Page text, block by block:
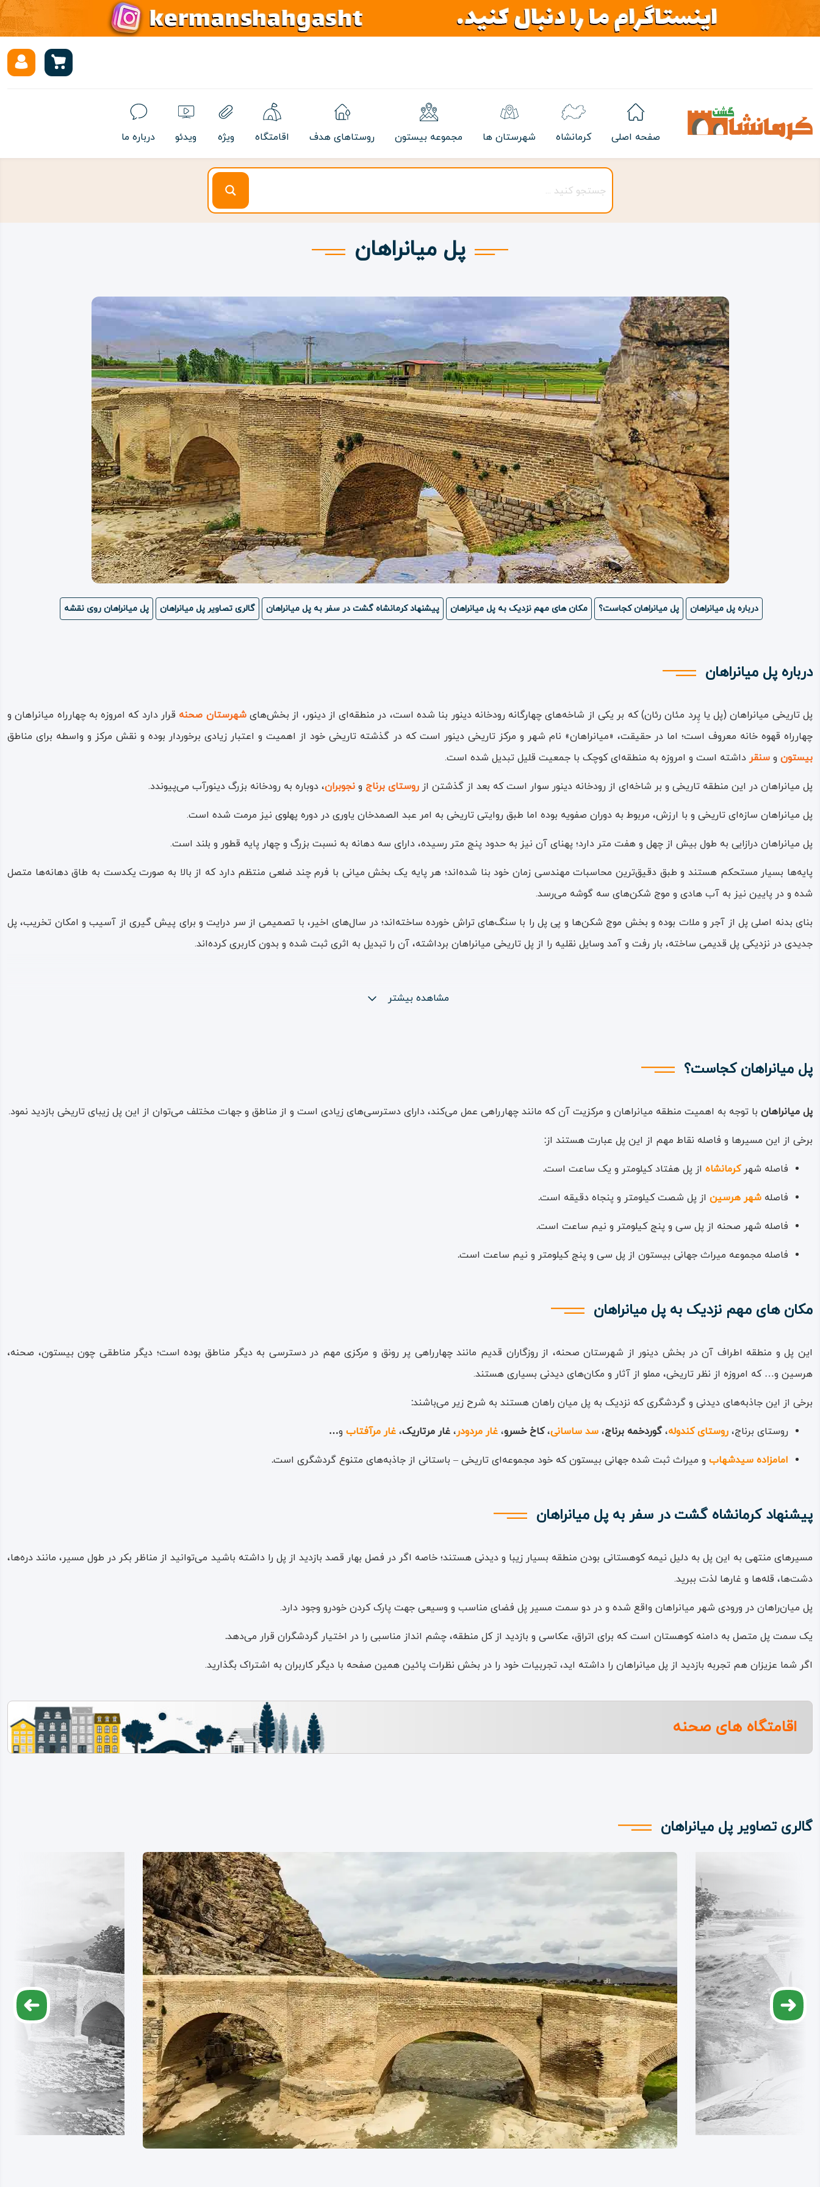
صفحه اصلی کرمانشاه شهرستان ها مجموعه بیستون روستاهای هدف اقامتگاه ویژه ویدئو درباره ما
پل میانراهان
درباره پل میانراهان پل میانراهان کجاست؟ مکان های مهم نزدیک به پل میانراهان پیشنهاد کرمانشاه گشت در سفر به پل میانراهان گالری تصاویر پل میانراهان پل میانراهان روی نقشه
درباره پل میانراهان
پل تاریخی میانراهان (پل یا پِرد مئان‌ رئان) که بر یکی از شاخه‌های چهارگانه رودخانه دینور بنا شده است، در منطقه‌ا‌ی از دینور، از بخش‌هایشهرستان صحنه قرار دارد که امروزه به چهارراه میانراهان و
چهارراه قهوه خانه معروف است؛ اما در حقیقت، «میانراهان» نام شهر و مرکز تاریخی دینور است که در گذشته تاریخی خود از اهمیت و اعتبار زیادی برخوردار بوده و نقش مرکز و واسطه برای مناطق
بیستون و سنقر داشته است و امروزه به منطقه‌ای کوچک با جمعیت قلیل تبدیل شده است.
پل میانراهان در این منطقه تاریخی و بر شاخه‌ای از رودخانه دینور سوار است که بعد از گذشتن از روستای برناج و نجوبران، دوباره به رودخانه بزرگ دینورآب می‌پیوندد.
پل میانراهان سازه‌ای تاریخی و با ارزش، مربوط به دوران صفویه بوده اما طبق روایتی تاریخی به امر عبد الصمدخان یاوری در دوره پهلوی نیز مرمت شده است.
پل میانراهان درازایی به طول بیش از چهل و هفت متر دارد؛ پهنای آن نیز به حدود پنج متر رسیده، دارای سه دهانه به نسبت بزرگ و چهار پایه قطور و بلند است.
پایه‌ها بسیار مستحکم هستند و طبق دقیق‌ترین محاسبات مهندسی زمان خود بنا شده‌اند؛ هر پایه یک بخش میانی با فرم چند ضلعی منتظم دارد که از بالا به صورت یکدست به طاق‌ دهانه‌ها متصل
شده و در پایین نیز به آب هادی و موج شکن‌های سه گوشه می‌رسد.
بنای بدنه اصلی پل از آجر و ملات بوده و بخش موج شکن‌ها و پی پل را با سنگ‌های تراش خورده ساخته‌اند؛ در سال‌های اخیر، با تصمیمی از سر درایت و برای پیش گیری از آسیب و امکان تخریب، پل
جدیدی در نزدیکی پل قدیمی ساخته، بار رفت و آمد وسایل نقلیه را از پل تاریخی میانراهان برداشته، آن را تبدیل به اثری ثبت شده و بدون کاربری کرده‌اند.
مشاهده بیشتر
پل میانراهان کجاست؟
پل میانراهان با توجه به اهمیت منطقه میانراهان و مرکزیت آن که مانند چهارراهی عمل می‌کند، دارای دسترسی‌های زیادی است و از مناطق و جهات مختلف می‌توان از این پل زیبای تاریخی بازدید نمود.
برخی از این مسیرها و فاصله نقاط مهم از این پل عبارت هستند از:
فاصله شهرکرمانشاه از پل هفتاد کیلومتر و یک ساعت است.
فاصله شهر هرسین از پل شصت کیلومتر و پنجاه دقیقه است.
فاصله شهر صحنه از پل سی ‌و پنج کیلومتر و نیم ساعت است.
فاصله مجموعه میراث جهانی بیستون از پل سی ‌و پنج کیلومتر و نیم ساعت است.
مکان های مهم نزدیک به پل میانراهان
این پل و منطقه اطراف آن در بخش دینور از شهرستان صحنه، از روزگاران قدیم مانند چهارراهی پر رونق و مرکزی مهم در دسترسی به دیگر مناطق بوده است؛ دیگر مناطقی چون بیستون، صحنه،
هرسین و… که امروزه از نظر تاریخی، مملو از آثار و مکان‌های دیدنی بسیاری هستند.
برخی از این جاذبه‌های دیدنی و گردشگری که نزدیک به پل میان راهان هستند به شرح زیر می‌باشند:
روستای برناج، روستای کندوله،گوردخمه برناج، سد ساسانی،کاخ خسرو، غار مردودر، غار مرتاریک، غار مرآفتاب و…
امامزاده سیدشهاب و میراث ثبت شده جهانی بیستون که خود مجموعه‌ا‌ی تاریخی – باستانی از جاذبه‌های متنوع گردشگری است.
پیشنهاد کرمانشاه گشت در سفر به پل میانراهان
مسیرهای منتهی به این پل به دلیل نیمه کوهستانی بودن منطقه بسیار زیبا و دیدنی هستند؛ خاصه اگر در فصل بهار قصد بازدید از پل را داشته باشید می‌توانید از مناظر بکر در طول مسیر، مانند دره‌ها،
دشت‌ها، قله‌ها و غارها لذت ببرید.
پل میان‌راهان در ورودی شهر میانراهان واقع شده و در دو سمت مسیر پل فضای مناسب و وسیعی جهت پارک کردن خودرو وجود دارد.
یک سمت پل متصل به دامنه کوهستان است که برای اتراق، عکاسی و بازدید از کل منطقه، چشم انداز مناسبی را در اختیار گردشگران قرار می‌دهد.
اگر شما عزیزان هم تجربه بازدید از پل میانراهان را داشته اید، تجربیات خود را در بخش نظرات پائین همین صفحه با دیگر کاربران به اشتراک بگذارید.
اقامتگاه های صحنه
گالری تصاویر پل میانراهان